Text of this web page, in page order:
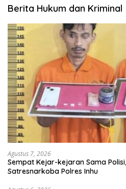
Berita Hukum dan Kriminal
Agustus 7, 2026
Sempat Kejar-kejaran Sama
Satresnarkoba Polres Inhu